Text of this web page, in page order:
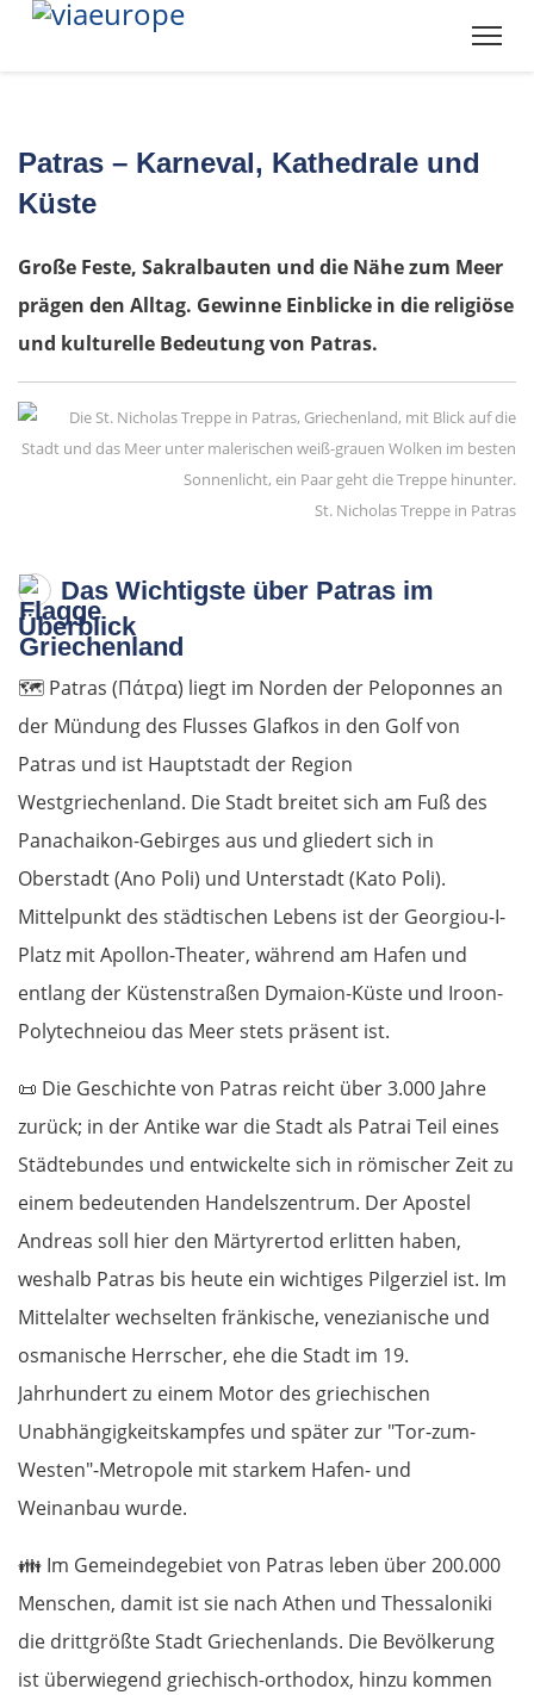
Patras – Karneval, Kathedrale und
Küste
Große Feste, Sakralbauten und die Nähe zum Meer
prägen den Alltag. Gewinne Einblicke in die religiöse
und kulturelle Bedeutung von Patras.
St. Nicholas Treppe in Patras
Das Wichtigste über Patras im
Überblick
🗺️ Patras (Πάτρα) liegt im Norden der Peloponnes an
der Mündung des Flusses Glafkos in den Golf von
Patras und ist Hauptstadt der Region
Westgriechenland. Die Stadt breitet sich am Fuß des
Panachaikon-Gebirges aus und gliedert sich in
Oberstadt (Ano Poli) und Unterstadt (Kato Poli).
Mittelpunkt des städtischen Lebens ist der Georgiou-I-
Platz mit Apollon-Theater, während am Hafen und
entlang der Küstenstraßen Dymaion-Küste und Iroon-
Polytechneiou das Meer stets präsent ist.
📜 Die Geschichte von Patras reicht über 3.000 Jahre
zurück; in der Antike war die Stadt als Patrai Teil eines
Städtebundes und entwickelte sich in römischer Zeit zu
einem bedeutenden Handelszentrum. Der Apostel
Andreas soll hier den Märtyrertod erlitten haben,
weshalb Patras bis heute ein wichtiges Pilgerziel ist. Im
Mittelalter wechselten fränkische, venezianische und
osmanische Herrscher, ehe die Stadt im 19.
Jahrhundert zu einem Motor des griechischen
Unabhängigkeitskampfes und später zur "Tor-zum-
Westen"-Metropole mit starkem Hafen- und
Weinanbau wurde.
👪 Im Gemeindegebiet von Patras leben über 200.000
Menschen, damit ist sie nach Athen und Thessaloniki
die drittgrößte Stadt Griechenlands. Die Bevölkerung
ist überwiegend griechisch-orthodox, hinzu kommen